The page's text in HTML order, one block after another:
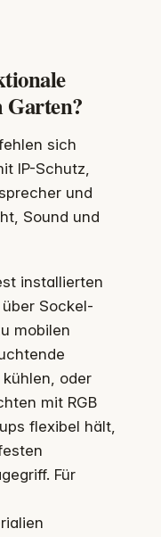
sich
IP-Schutz,
und
Sound und
installierten
Sockel-
mobilen
oder
mit RGB
flexibel hält,
Für